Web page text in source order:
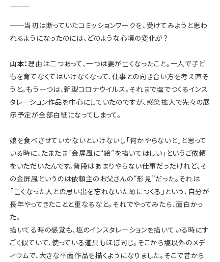
──当初は断っていたコミッションワークを、受けてみようと思わ
れるようになったのには、どのような心境の変化が？
山本：理由は二つあって、一つは妻が亡くなったこと。一人で子ど
もを育てなくてはいけなくなって、 仕事との向き合い方を考え直そ
うと。もう一つは、新型コロナウイルス。それまで塩でつくるインス
タレーション作品を中心にしていたのですが、感染拡大で先々の展
示予定が全部白紙になってしまって。
娘を食べさせていかないといけないし「何かやらないと」と思って
いる時に、たまたま「金屏風に“絵”を描いてほしい」というご依頼
をいただいたんです。普段はあまりやらない仕事だったけれど、そ
の金屏風というのは依頼主のお父さんの“形見”だった。それは
「亡くなった人との思い出を忘れないためにつくる」という、自分が
長年やってきたことと重なるなと。それでやってみたら、面白かっ
た。
描いてる時の感覚も、塩のインスタレーションを描いている時にす
ごく似ていて、使っている道具もほぼ同じ。そこから塩以外のメデ
ィウムで、大きな平面作品を描くようになりました。そこで昔から